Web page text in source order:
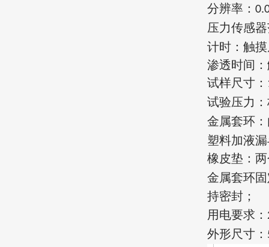
分辨率：
压力传感
计时：触
渗透时间
试样尺寸：
试验压力
金属套环
塑料加液
橡皮垫：
金属套环
持密封 ；
用电要求：
外形尺寸：